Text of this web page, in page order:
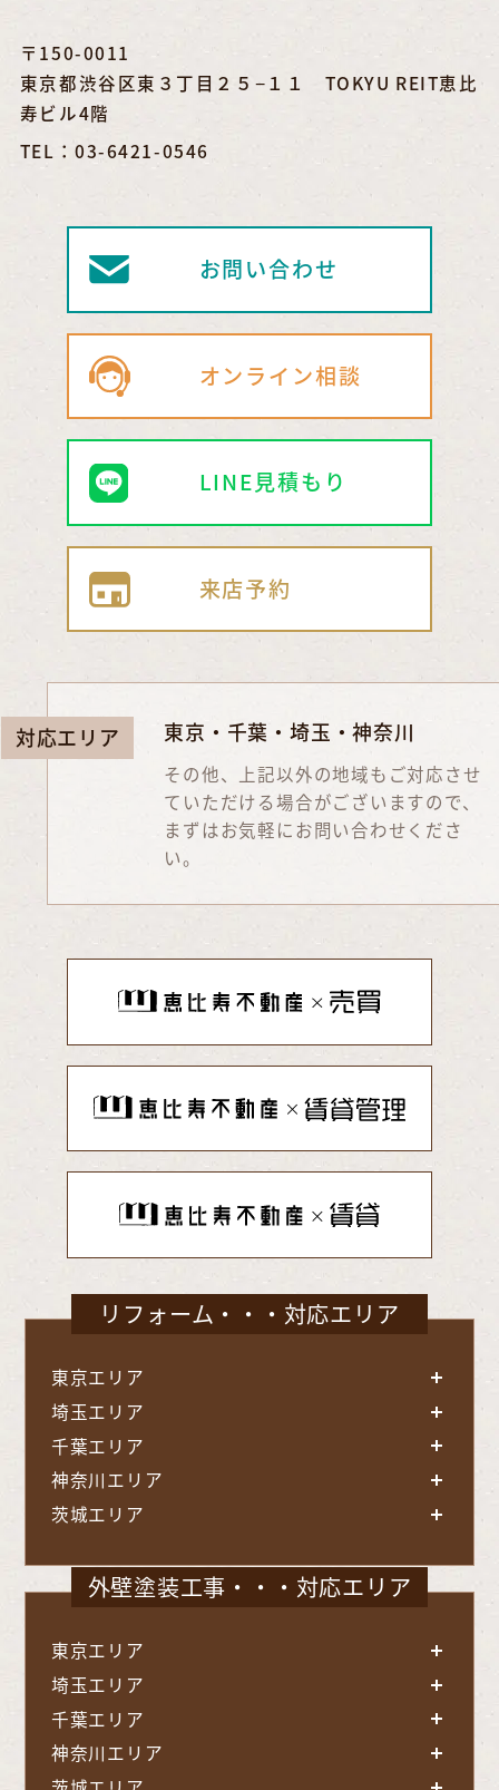
〒150-0011
東京都渋谷区東３丁目２５−１１ TOKYU REIT恵比
寿ビル4階
TEL：03-6421-0546
お問い合わせ
オンライン相談
LINE見積もり
来店予約
対応エリア 東京・千葉・埼玉・神奈川
その他、上記以外の地域もご対応させ
ていただける場合がございますので、
まずはお気軽にお問い合わせくださ
い。
リフォーム・・・対応エリア
東京エリア
埼玉エリア
千葉エリア
神奈川エリア
茨城エリア
外壁塗装工事・・・対応エリア
東京エリア
埼玉エリア
千葉エリア
神奈川エリア